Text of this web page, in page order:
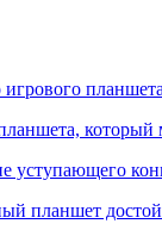
уступающего
планшет